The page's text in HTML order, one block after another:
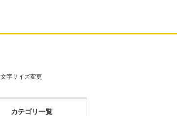
文字サイズ変更
カテゴリ一覧